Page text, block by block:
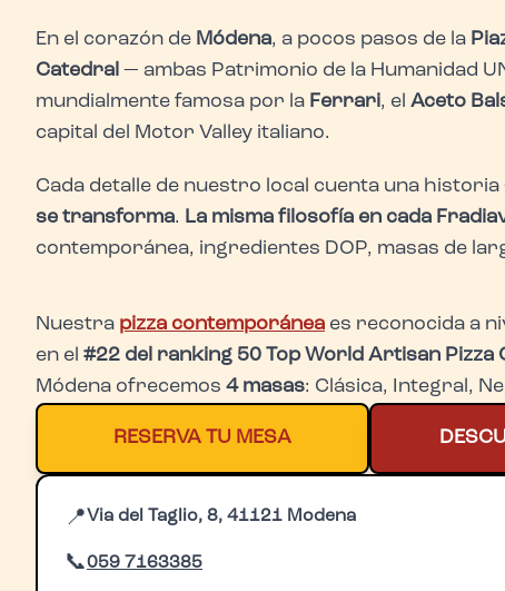
En el corazón de Módena, a pocos pasos de la
Catedral — ambas Patrimonio de la Humanidad
mundialmente famosa por la Ferrari, el Aceto
capital del Motor Valley italiano.
Cada detalle de nuestro local cuenta una historia
se transforma. La misma filosofía en cada
contemporánea, ingredientes DOP, masas de
Nuestra pizza contemporánea es reconocida a
en el #22 del ranking 50 Top World Artisan Pizza
Módena ofrecemos 4 masas: Clásica, Integral,
RESERVA TU MESA
📍Via del Taglio, 8, 41121 Modena
📞059 7163385